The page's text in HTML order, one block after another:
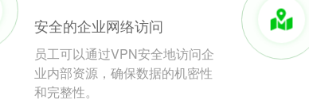
安全的企业网络访问
员工可以通过VPN安全地访问企
业内部资源，确保数据的机密性
和完整性。